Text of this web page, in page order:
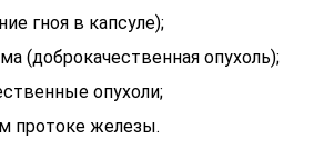
гноя в капсуле);
(доброкачественная опухоль);
опухоли;
протоке железы.